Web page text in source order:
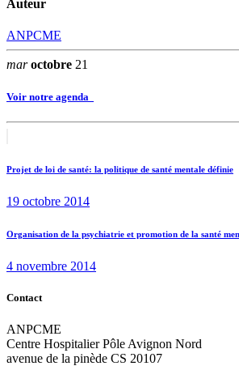
Auteur
ANPCME
mar octobre 21
Voir notre agenda
de
Projet de loi de santé: la politique de santé mentale définie
19 octobre 2014
Next
Organisation de la psychiatrie et promotion de la santé
4 novembre 2014
Contact
ANPCME
Centre Hospitalier Pôle Avignon Nord
avenue de la pinède CS 20107